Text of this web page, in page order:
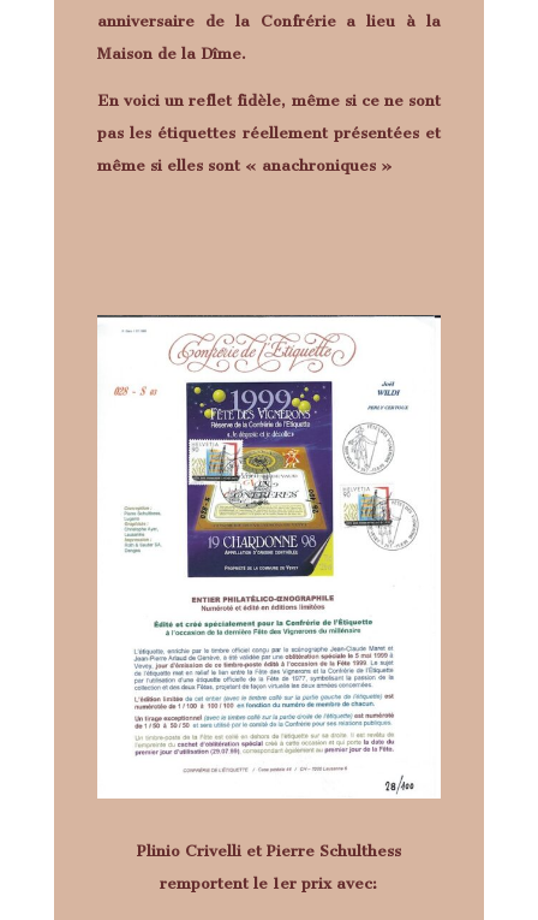
anniversaire de la Confrérie a lieu à la
Maison de la Dîme.
En voici un reflet fidèle, même si ce ne sont
pas les étiquettes réellement présentées et
même si elles sont « anachroniques »
Plinio Crivelli et Pierre Schulthess
remportent le 1er prix avec: